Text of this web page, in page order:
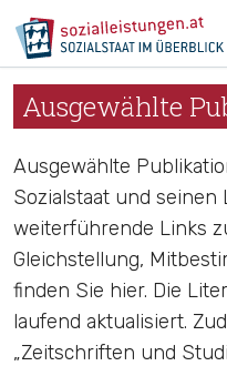
Ausgewählte
Ausgewählte
Sozialstaat und seinen
weiterführende Links
Gleichstellung,
finden Sie hier. Die
laufend aktualisiert.
„Zeitschriften und